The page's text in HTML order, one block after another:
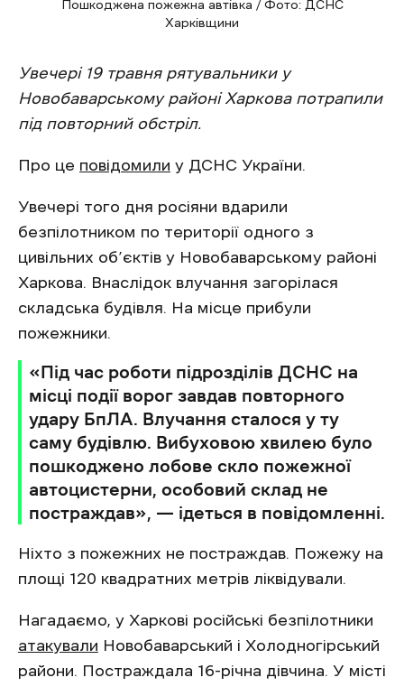
Пошкоджена пожежна автівка / Фото: ДСНС
Харківщини
Увечері 19 травня рятувальники у
Новобаварському районі Харкова потрапили
під повторний обстріл.
Про це повідомили у ДСНС України.
Увечері того дня росіяни вдарили
безпілотником по території одного з
цивільних об’єктів у Новобаварському районі
Харкова. Внаслідок влучання загорілася
складська будівля. На місце прибули
пожежники.
«Під час роботи підрозділів ДСНС на
місці події ворог завдав повторного
удару БпЛА. Влучання сталося у ту
саму будівлю. Вибуховою хвилею було
пошкоджено лобове скло пожежної
автоцистерни, особовий склад не
постраждав», — ідеться в повідомленні.
Ніхто з пожежних не постраждав. Пожежу на
площі 120 квадратних метрів ліквідували.
Нагадаємо, у Харкові російські безпілотники
атакували Новобаварський і Холодногірський
райони. Постраждала 16-річна дівчина. У місті